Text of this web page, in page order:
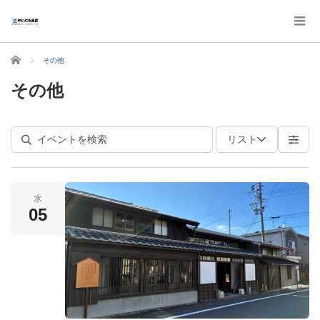
ホーム その他
その他
リスト
水
05